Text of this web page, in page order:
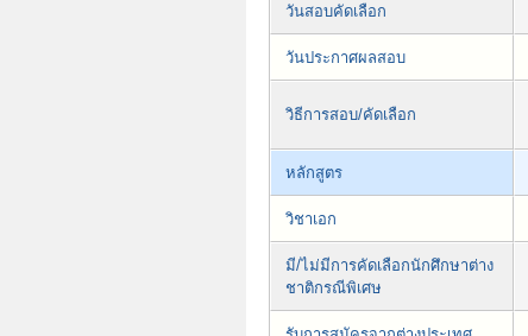
วันสอบคัดเลือก
วันประกาศผลสอบ
วิธีการสอบ/คัดเลือก
หลักสูตร
วิชาเอก
มี/ไม่มีการคัดเลือกนักศึกษาต่าง
ชาติกรณีพิเศษ